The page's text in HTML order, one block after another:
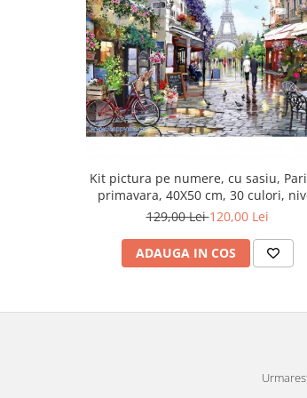
Kit pictura pe numere, cu sasiu,
primavara, 40X50 cm, 30 culori,
avansat, MG2206
129,00 Lei120,00 Lei
ADAUGA IN COS